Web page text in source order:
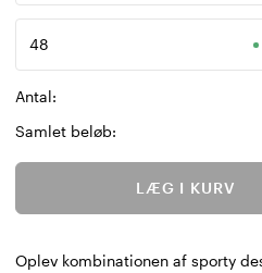
48
Antal:
Samlet beløb:
LÆG I KURV
Oplev kombinationen af sporty